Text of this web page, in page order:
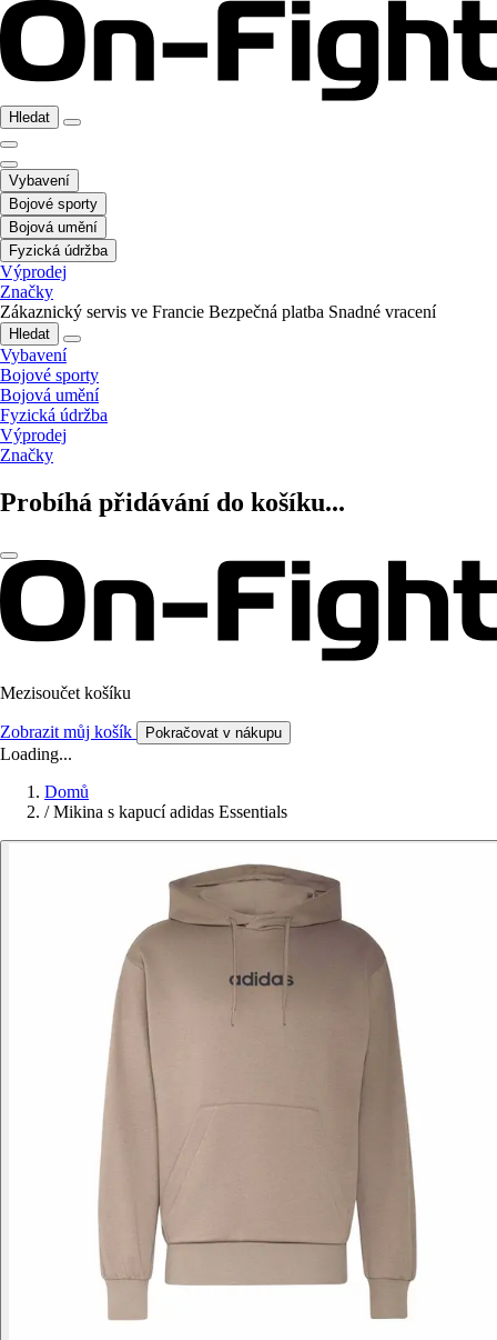
Hledat
Vybavení
Bojové sporty
Bojová umění
Fyzická údržba
Výprodej
Značky
Zákaznický servis ve Francie Bezpečná platba Snadné vracení
Hledat
Vybavení
Bojové sporty
Bojová umění
Fyzická údržba
Výprodej
Značky
Probíhá přidávání do košíku...
Mezisoučet košíku
Zobrazit můj košík Pokračovat v nákupu
Loading...
Domů
/ Mikina s kapucí adidas Essentials